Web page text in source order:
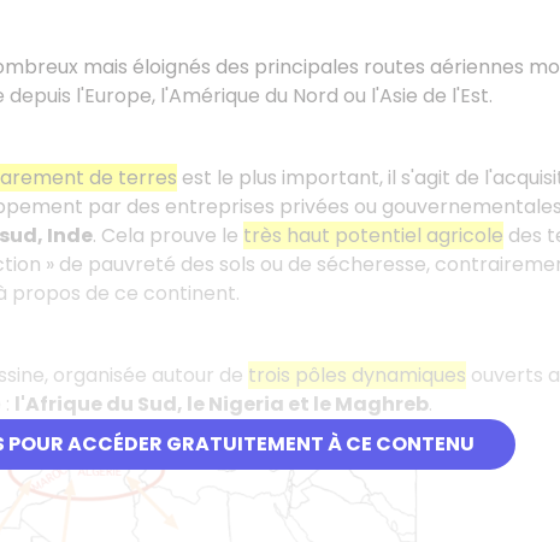
POUR ACCÉDER GRATUITEMENT À CE CONTENU
mais éloignés des principales routes aériennes
l'Europe, l'Amérique du Nord ou l'Asie de l'Est.
de terres est le plus important, il s'agit de
par des entreprises privées ou
Inde. Cela prouve le très haut potentiel agricole des
» de pauvreté des sols ou de sécheresse,
propos de ce continent.
organisée autour de trois pôles dynamiques ouverts
l'Afrique du Sud, le Nigeria et le Maghreb.